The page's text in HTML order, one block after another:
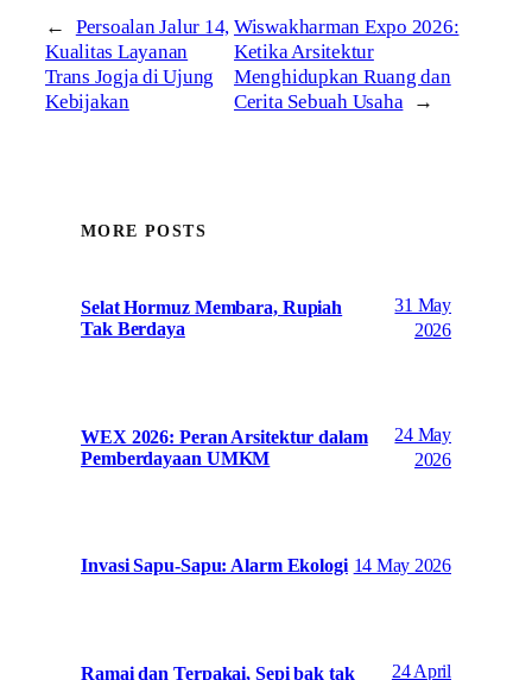
←
Persoalan Jalur 14,
Kualitas Layanan
Trans Jogja di Ujung
Kebijakan
Wiswakharman Expo 2026:
Ketika Arsitektur
Menghidupkan Ruang dan
Cerita Sebuah Usaha
→
MORE POSTS
Selat Hormuz Membara, Rupiah
Tak Berdaya
31 May
2026
WEX 2026: Peran Arsitektur dalam
Pemberdayaan UMKM
24 May
2026
Invasi Sapu-Sapu: Alarm Ekologi 14 May 2026
Ramai dan Terpakai, Sepi bak tak 24 April